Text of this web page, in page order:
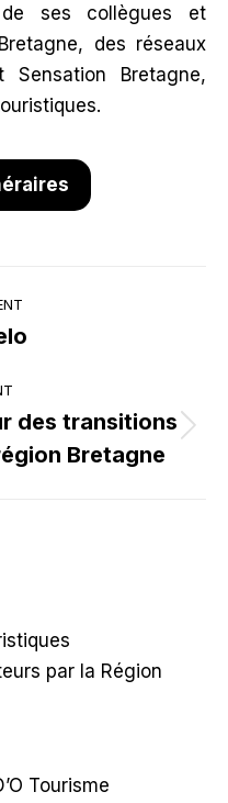
ses collègues et
des réseaux
Bretagne,
des transitions
Bretagne
par la Région
Tourisme